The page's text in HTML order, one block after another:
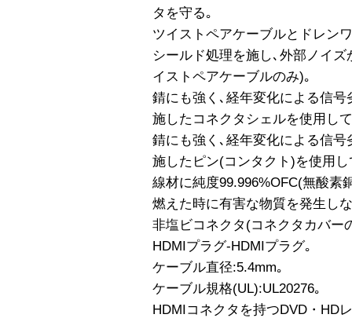
タを守る｡
ツイストペアケーブルとドレン
シールド処理を施し､外部ノイ
イストペアケーブルのみ)｡
錆にも強く､経年変化による信
施したコネクタシェルを使用し
錆にも強く､経年変化による信
施したピン(コンタクト)を使用し
線材に純度99.996%OFC(無酸素
燃えた時に有害な物質を発生し
非塩ビコネクタ(コネクタカバー
HDMIプラグ-HDMIプラグ｡
ケーブル直径:5.4mm｡
ケーブル規格(UL):UL20276｡
HDMIコネクタを持つDVD・HD